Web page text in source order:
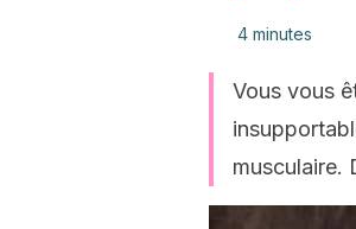
4 minutes
Vous vous
musculaire.